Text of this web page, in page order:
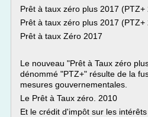
Prêt à taux zéro plus 2017 (PTZ+
Prêt à taux zéro plus 2017 (PTZ+
Prêt à taux Zéro 2017
Le nouveau "Prêt à Taux zéro
dénommé "PTZ+" résulte de la
mesures gouvernementales.
Le Prêt à Taux zéro. 2010
Et le crédit d'impôt sur les intérêts